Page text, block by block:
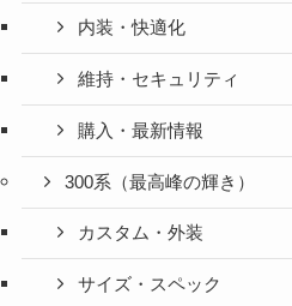
内装・快適化
維持・セキュリティ
購入・最新情報
300系（最高峰の輝き）
カスタム・外装
サイズ・スペック